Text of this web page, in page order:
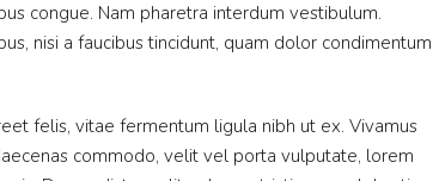
congue. Nam pharetra interdum vestibulum.
nisi a faucibus tincidunt, quam dolor condimentum
felis, vitae fermentum ligula nibh ut ex. Vivamus
commodo, velit vel porta vulputate, lorem